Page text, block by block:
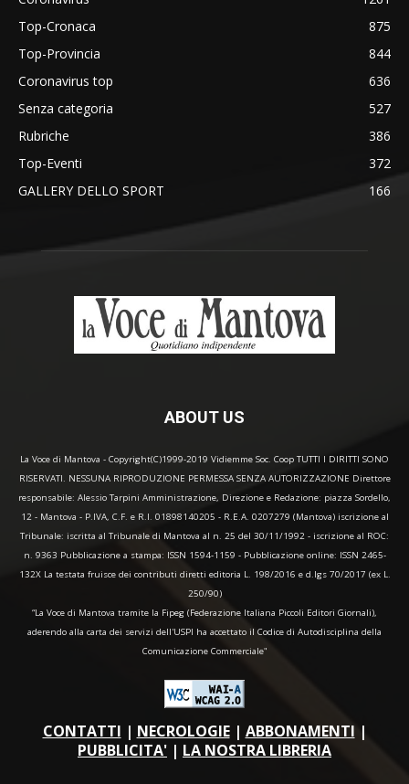
Top-Cronaca
875
Top-Provincia
844
Coronavirus top
636
Senza categoria
527
Rubriche
386
Top-Eventi
372
GALLERY DELLO SPORT
166
ABOUT US
La Voce di Mantova - Copyright(C)1999-2019 Vidiemme Soc. Coop TUTTI I DIRITTI SONO
RISERVATI. NESSUNA RIPRODUZIONE PERMESSA SENZA AUTORIZZAZIONE Direttore
responsabile: Alessio Tarpini Amministrazione, Direzione e Redazione: piazza Sordello,
12 - Mantova - P.IVA, C.F. e R.I. 01898140205 - R.E.A. 0207279 (Mantova) iscrizione al
Tribunale: iscritta al Tribunale di Mantova al n. 25 del 30/11/1992 - iscrizione al ROC:
n. 9363 Pubblicazione a stampa: ISSN 1594-1159 - Pubblicazione online: ISSN 2465-
132X La testata fruisce dei contributi diretti editoria L. 198/2016 e d.lgs 70/2017 (ex L.
250/90)
“La Voce di Mantova tramite la Fipeg (Federazione Italiana Piccoli Editori Giornali),
aderendo alla carta dei servizi dell'USPI ha accettato il Codice di Autodisciplina della
Comunicazione Commerciale"
CONTATTI | NECROLOGIE| ABBONAMENTI |
PUBBLICITA' | LA NOSTRA LIBRERIA